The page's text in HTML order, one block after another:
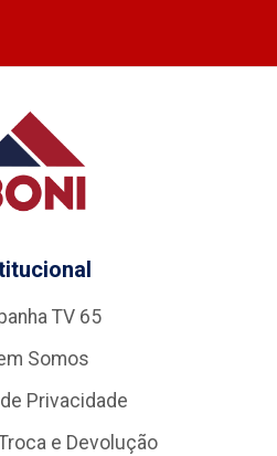
TV 65
Somos
Privacidade
e Devolução